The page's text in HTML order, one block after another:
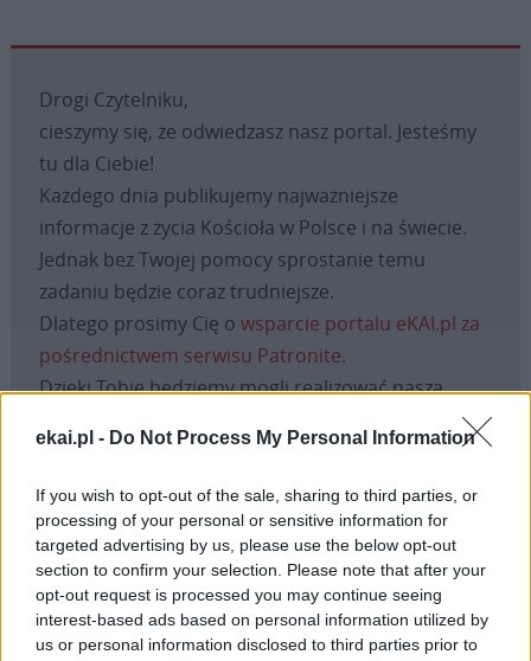
ekai.pl - Do Not Process My Personal Information
If you wish to opt-out of the sale, sharing to third parties, or
processing of your personal or sensitive information for
targeted advertising by us, please use the below opt-out
section to confirm your selection. Please note that after your
opt-out request is processed you may continue seeing
interest-based ads based on personal information utilized by
us or personal information disclosed to third parties prior to
Drogi Czytelniku,
cieszymy się, że odwiedzasz nasz portal. Jesteśmy
tu dla Ciebie!
Każdego dnia publikujemy najważniejsze
informacje z życia Kościoła w Polsce i na świecie.
Jednak bez Twojej pomocy sprostanie temu
zadaniu będzie coraz trudniejsze.
Dlatego prosimy Cię o wsparcie portalu eKAI.pl za
pośrednictwem serwisu Patronite.
Dzięki Tobie będziemy mogli realizować naszą
Facebook
TwitterMessenger
WhatsApp
EmailCopy
Link
Print